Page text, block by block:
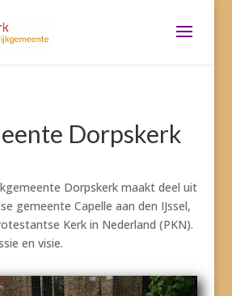
Dorpskerk
Dorpskerk maakt deel uit
gemeente Capelle aan den IJssel,
Kerk in Nederland (PKN).
en visie.